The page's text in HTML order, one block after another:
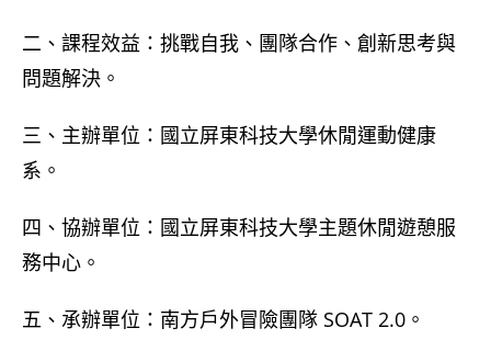
二、課程效益：挑戰自我、團隊合作、創新思考與
問題解決。
三、主辦單位：國立屏東科技大學休閒運動健康
系。
四、協辦單位：國立屏東科技大學主題休閒遊憩服
務中心。
五、承辦單位：南方戶外冒險團隊 SOAT 2.0。